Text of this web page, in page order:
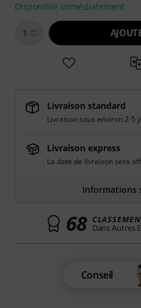
Disponible immédiatement
1
Livraison standard
Livraison sous environ 2-5
Livraison express
La date de livraison sera
Informations
68 Dans Autres
Conseil